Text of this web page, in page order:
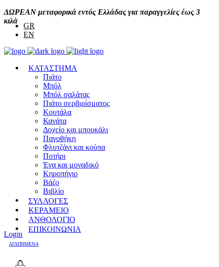
ΔΩΡΕΑΝ μεταφορικά εντός Ελλάδας για παραγγελίες έως 3
κιλά
GR
EN
ΚΑΤΑΣΤΗΜΑ
Πιάτο
Μπόλ
Μπόλ σαλάτας
Πιάτο σερβιρίσματος
Κουτάλα
Κανάτα
Δοχείο και μπουκάλι
Παγοθήκη
Φλυτζάνι και κούπα
Ποτήρι
Ένα και μοναδικό
Κηροπήγιο
Βάζο
Βιβλίο
ΣΥΛΛΟΓΕΣ
ΚΕΡΑΜΕΙΟ
ΑΝΘΟΛΟΓΙΟ
ΕΠΙΚΟΙΝΩΝΙΑ
Login
ΑΓΑΠΗΜΕΝΑ